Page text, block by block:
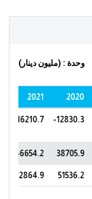
وحدة : (مليون دينار)
2020
2021
-12830.3
-16210.7
38705.9
46654.2
51536.2
62864.9